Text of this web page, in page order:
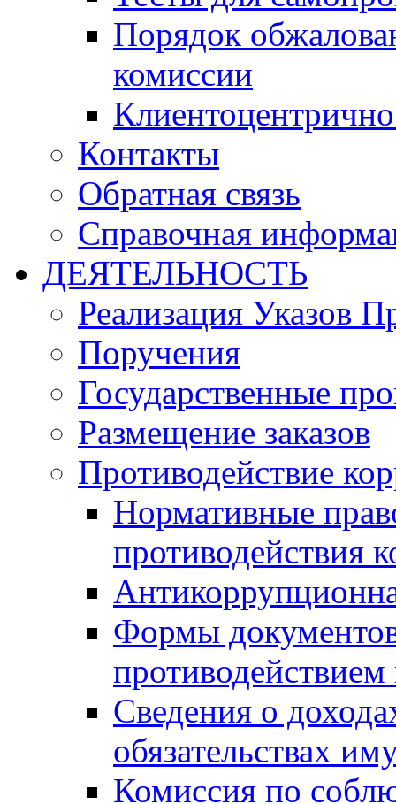
Порядок
комиссии
Контакты
Обратная связь
Справочная
ДЕЯТЕЛЬНОСТЬ
Реализация Указов
Поручения
Государственные
Размещение заказов
Противодействие
Нормативные
противодействия
Формы
Сведения о
обязательствах
Комиссия по